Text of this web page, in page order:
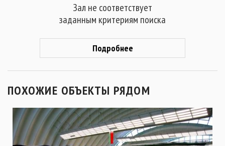
Зал не соответствует
заданным критериям поиска
Подробнее
ПОХОЖИЕ ОБЪЕКТЫ РЯДОМ